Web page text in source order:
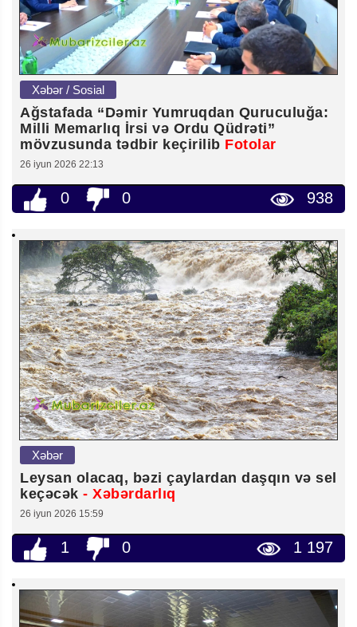
Xəbər / Sosial
Ağstafada “Dəmir Yumruqdan Quruculuğa:
Milli Memarlıq İrsi və Ordu Qüdrəti”
mövzusunda tədbir keçirilib Fotolar
26 iyun 2026 22:13
0 0 938
Xəbər
Leysan olacaq, bəzi çaylardan daşqın və sel
keçəcək - Xəbərdarlıq
26 iyun 2026 15:59
1 0 1 197